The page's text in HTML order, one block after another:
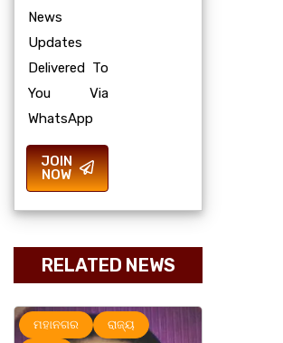
News
Updates
Delivered To
You Via
WhatsApp
JOIN
NOW
RELATED NEWS
ରାଜ୍ୟ